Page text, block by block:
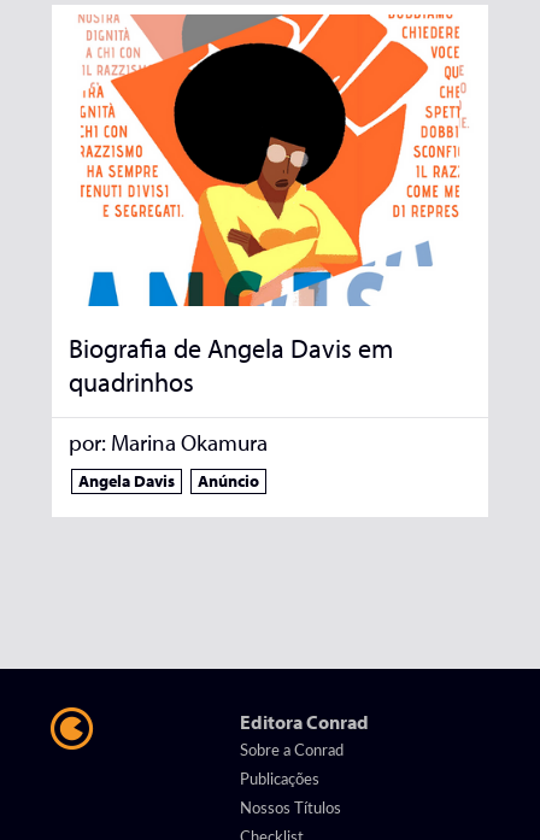
Biografia de Angela Davis em
quadrinhos
por: Marina Okamura
Angela Davis Anúncio
Editora Conrad
Sobre a Conrad
Publicações
Nossos Títulos